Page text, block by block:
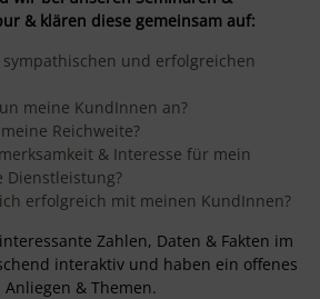
& klären diese gemeinsam auf:
und erfolgreichen
meine KundInnen an?
Reichweite?
& Interesse für mein
Dienstleistung?
erfolgreich mit meinen KundInnen?
Zahlen, Daten & Fakten im
interaktiv und haben ein offenes
& Themen.